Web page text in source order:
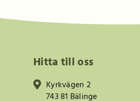
Hitta till oss
Kyrkvägen 2
743 81 Bälinge